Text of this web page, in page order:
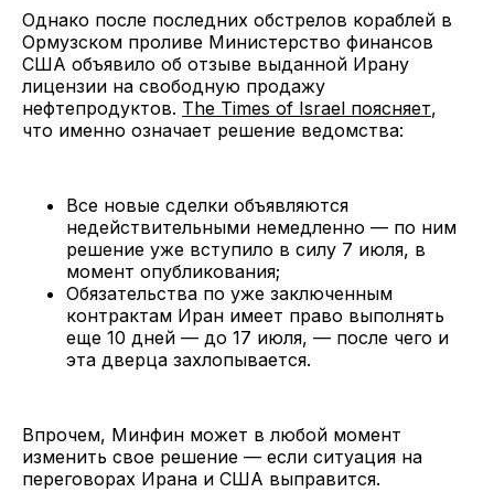
Однако после последних обстрелов кораблей в
Ормузском проливе Министерство финансов
США объявило об отзыве выданной Ирану
лицензии на свободную продажу
нефтепродуктов. The Times of Israel поясняет,
что именно означает решение ведомства:
Все новые сделки объявляются
недействительными немедленно — по ним
решение уже вступило в силу 7 июля, в
момент опубликования;
Обязательства по уже заключенным
контрактам Иран имеет право выполнять
еще 10 дней — до 17 июля, — после чего и
эта дверца захлопывается.
Впрочем, Минфин может в любой момент
изменить свое решение — если ситуация на
переговорах Ирана и США выправится.